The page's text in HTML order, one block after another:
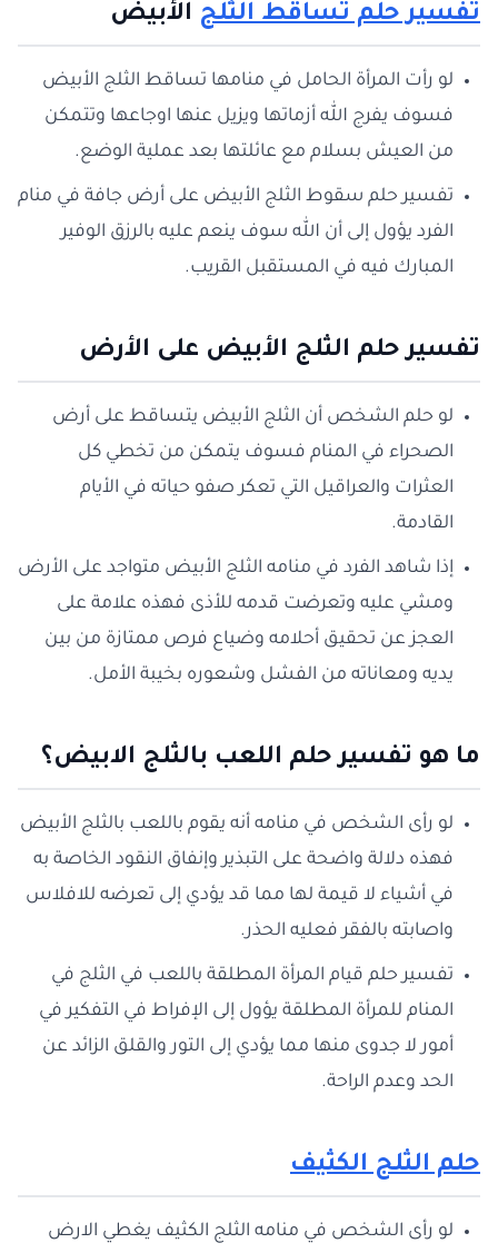
تفسير حلم تساقط الثلج الأبيض
لو رأت المرأة الحامل في منامها تساقط الثلج الأبيض
فسوف يفرج الله أزماتها ويزيل عنها اوجاعها وتتمكن
من العيش بسلام مع عائلتها بعد عملية الوضع.
تفسير حلم سقوط الثلج الأبيض على أرض جافة في منام
الفرد يؤول إلى أن الله سوف ينعم عليه بالرزق الوفير
المبارك فيه في المستقبل القريب.
تفسير حلم الثلج الأبيض على الأرض
لو حلم الشخص أن الثلج الأبيض يتساقط على أرض
الصحراء في المنام فسوف يتمكن من تخطي كل
العثرات والعراقيل التي تعكر صفو حياته في الأيام
القادمة.
إذا شاهد الفرد في منامه الثلج الأبيض متواجد على الأرض
ومشي عليه وتعرضت قدمه للأذى فهذه علامة على
العجز عن تحقيق أحلامه وضياع فرص ممتازة من بين
يديه ومعاناته من الفشل وشعوره بخيبة الأمل.
ما هو تفسير حلم اللعب بالثلج الابيض؟
لو رأى الشخص في منامه أنه يقوم باللعب بالثلج الأبيض
فهذه دلالة واضحة على التبذير وإنفاق النقود الخاصة به
في أشياء لا قيمة لها مما قد يؤدي إلى تعرضه للافلاس
واصابته بالفقر فعليه الحذر.
تفسير حلم قيام المرأة المطلقة باللعب في الثلج في
المنام للمرأة المطلقة يؤول إلى الإفراط في التفكير في
أمور لا جدوى منها مما يؤدي إلى التور والقلق الزائد عن
الحد وعدم الراحة.
حلم الثلج الكثيف
لو رأى الشخص في منامه الثلج الكثيف يغطي الارض